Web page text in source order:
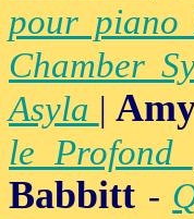
pour piano
Chamber
Asyla |
le Profond
Babbitt -